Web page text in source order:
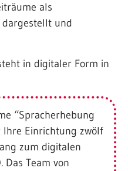
als
und
in digitaler Form in
“Spracherhebung
Ihre Einrichtung zwölf
zum digitalen
Das Team von